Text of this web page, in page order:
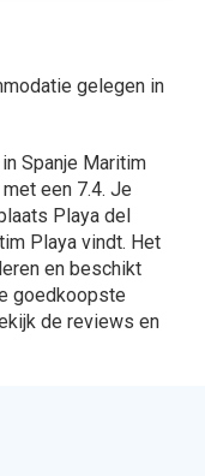
gelegen in
Spanje Maritim
een 7.4. Je
Playa del
Playa vindt. Het
en beschikt
goedkoopste
de reviews en